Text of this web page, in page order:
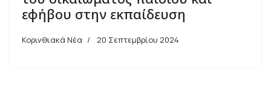
εφήβου στην εκπαίδευση
Κορινθιακά Νέα 20 Σεπτεμβρίου 2024